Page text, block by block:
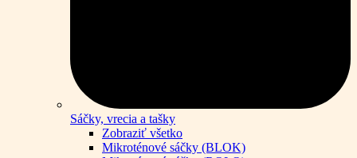
Sáčky, vrecia a tašky
Zobraziť všetko
Mikroténové sáčky (BLOK)